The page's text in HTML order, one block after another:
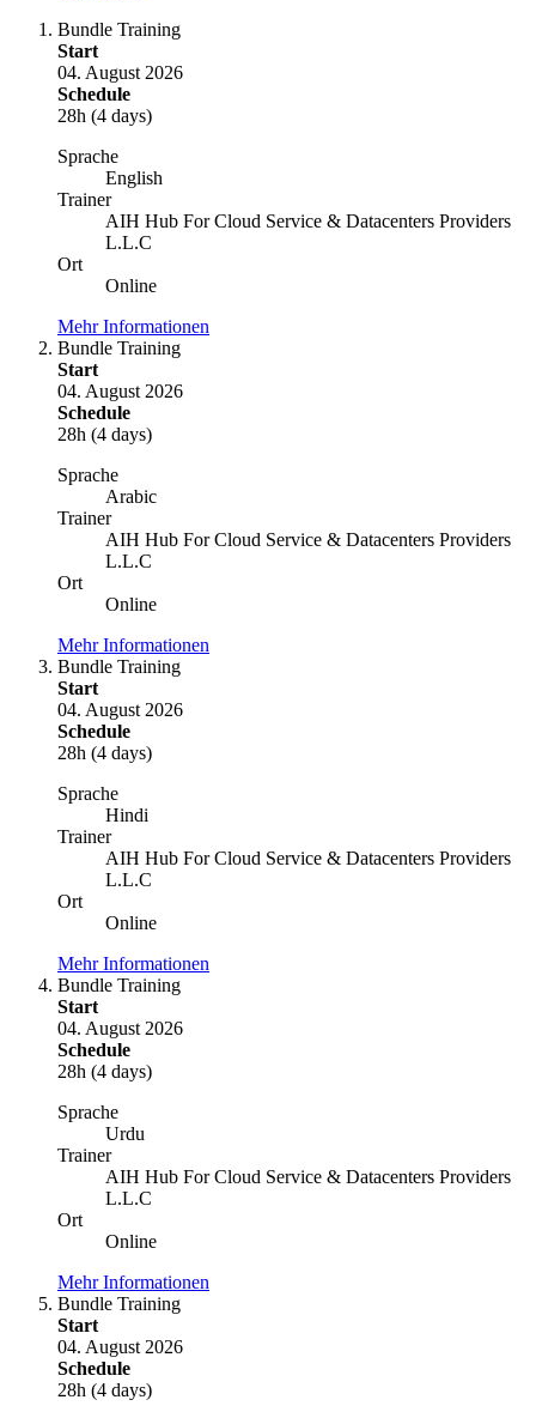
Bundle Training
Start
04. August 2026
Schedule
28h (4 days)
Sprache
English
Trainer
AIH Hub For Cloud Service & Datacenters Providers
L.L.C
Ort
Online
Mehr Informationen
Bundle Training
Start
04. August 2026
Schedule
28h (4 days)
Sprache
Arabic
Trainer
AIH Hub For Cloud Service & Datacenters Providers
L.L.C
Ort
Online
Mehr Informationen
Bundle Training
Start
04. August 2026
Schedule
28h (4 days)
Sprache
Hindi
Trainer
AIH Hub For Cloud Service & Datacenters Providers
L.L.C
Ort
Online
Mehr Informationen
Bundle Training
Start
04. August 2026
Schedule
28h (4 days)
Sprache
Urdu
Trainer
AIH Hub For Cloud Service & Datacenters Providers
L.L.C
Ort
Online
Mehr Informationen
Bundle Training
Start
04. August 2026
Schedule
28h (4 days)